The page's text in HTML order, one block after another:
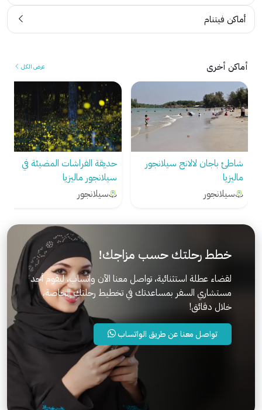
أماكن فيتنام
أماكن أخرى عرض الكل
شاطئ باجان لالانج سيلانجور
ماليزيا
سيلانجور
حديقة الفراشات المضيئة في
سيلانجور ماليزيا
سيلانجور
خطط رحلتك حسب مزاجك!
لقضاء عطلة استثنائية، تواصل معنا الآن واتساب، ليقوم أحد
مستشاري السفر بمساعدتك في تخطيط رحلتك الخاصة،
خلال دقائق!
تواصل معنا عن طريق الواتساب